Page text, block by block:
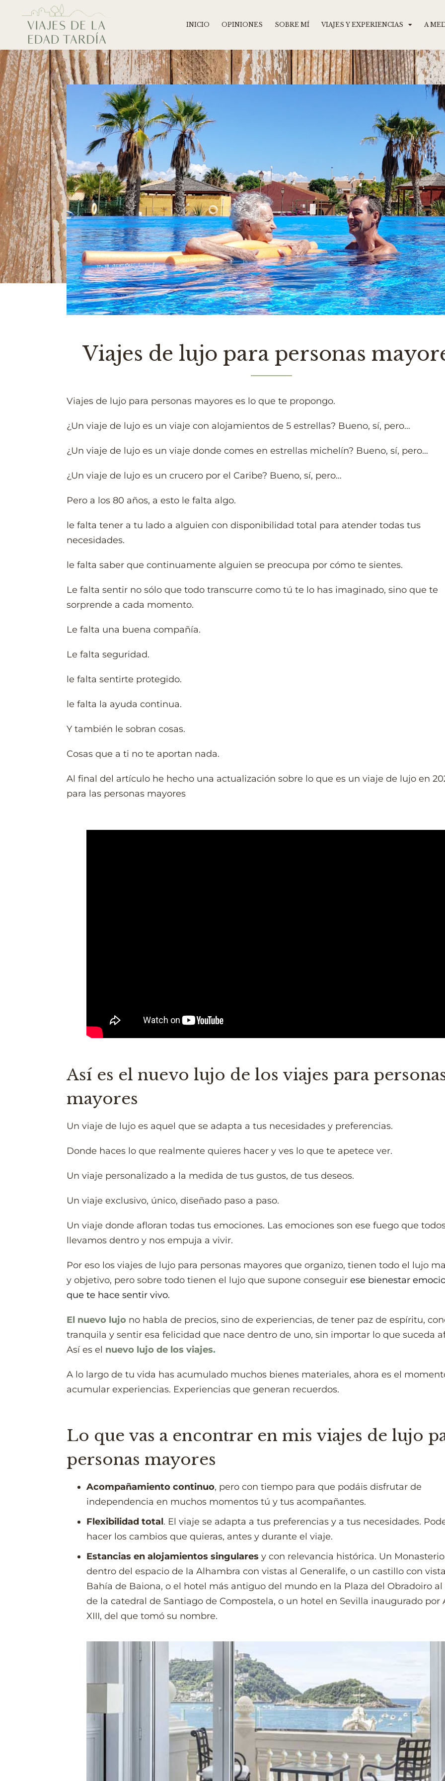
INICIO OPINIONES SOBRE MÍ VIAJES Y EXPERIENCIAS A
Viajes de lujo para personas
Viajes de lujo para personas mayores es lo que te propongo.
¿Un viaje de lujo es un viaje con alojamientos de 5 estrellas? Bueno, sí, pero…
¿Un viaje de lujo es un viaje donde comes en estrellas michelín? Bueno, sí, pero…
¿Un viaje de lujo es un crucero por el Caribe? Bueno, sí, pero…
Pero a los 80 años, a esto le falta algo.
le falta tener a tu lado a alguien con disponibilidad total para atender todas tus
necesidades.
le falta saber que continuamente alguien se preocupa por cómo te sientes.
Le falta sentir no sólo que todo transcurre como tú te lo has imaginado, sino que te
sorprende a cada momento.
Le falta una buena compañía.
Le falta seguridad.
le falta sentirte protegido.
le falta la ayuda continua.
Y también le sobran cosas.
Cosas que a ti no te aportan nada.
Al final del artículo he hecho una actualización sobre lo que es un viaje de lujo en
para las personas mayores
Así es el nuevo lujo de los viajes para
mayores
Un viaje de lujo es aquel que se adapta a tus necesidades y preferencias.
Donde haces lo que realmente quieres hacer y ves lo que te apetece ver.
Un viaje personalizado a la medida de tus gustos, de tus deseos.
Un viaje exclusivo, único, diseñado paso a paso.
Un viaje donde afloran todas tus emociones. Las emociones son ese fuego que
llevamos dentro y nos empuja a vivir.
Por eso los viajes de lujo para personas mayores que organizo, tienen todo el lujo
y objetivo, pero sobre todo tienen el lujo que supone conseguir ese bienestar
que te hace sentir vivo.
El nuevo lujo no habla de precios, sino de experiencias, de tener paz de espíritu,
tranquila y sentir esa felicidad que nace dentro de uno, sin importar lo que suceda
Así es el nuevo lujo de los viajes.
A lo largo de tu vida has acumulado muchos bienes materiales, ahora es el
acumular experiencias. Experiencias que generan recuerdos.
Lo que vas a encontrar en mis viajes de lujo
personas mayores
Acompañamiento continuo, pero con tiempo para que podáis disfrutar de
independencia en muchos momentos tú y tus acompañantes.
Flexibilidad total. El viaje se adapta a tus preferencias y a tus necesidades.
hacer los cambios que quieras, antes y durante el viaje.
Estancias en alojamientos singulares y con relevancia histórica. Un Monasterio
dentro del espacio de la Alhambra con vistas al Generalife, o un castillo con
Bahía de Baiona, o el hotel más antiguo del mundo en la Plaza del Obradoiro al
de la catedral de Santiago de Compostela, o un hotel en Sevilla inaugurado por
XIII, del que tomó su nombre.